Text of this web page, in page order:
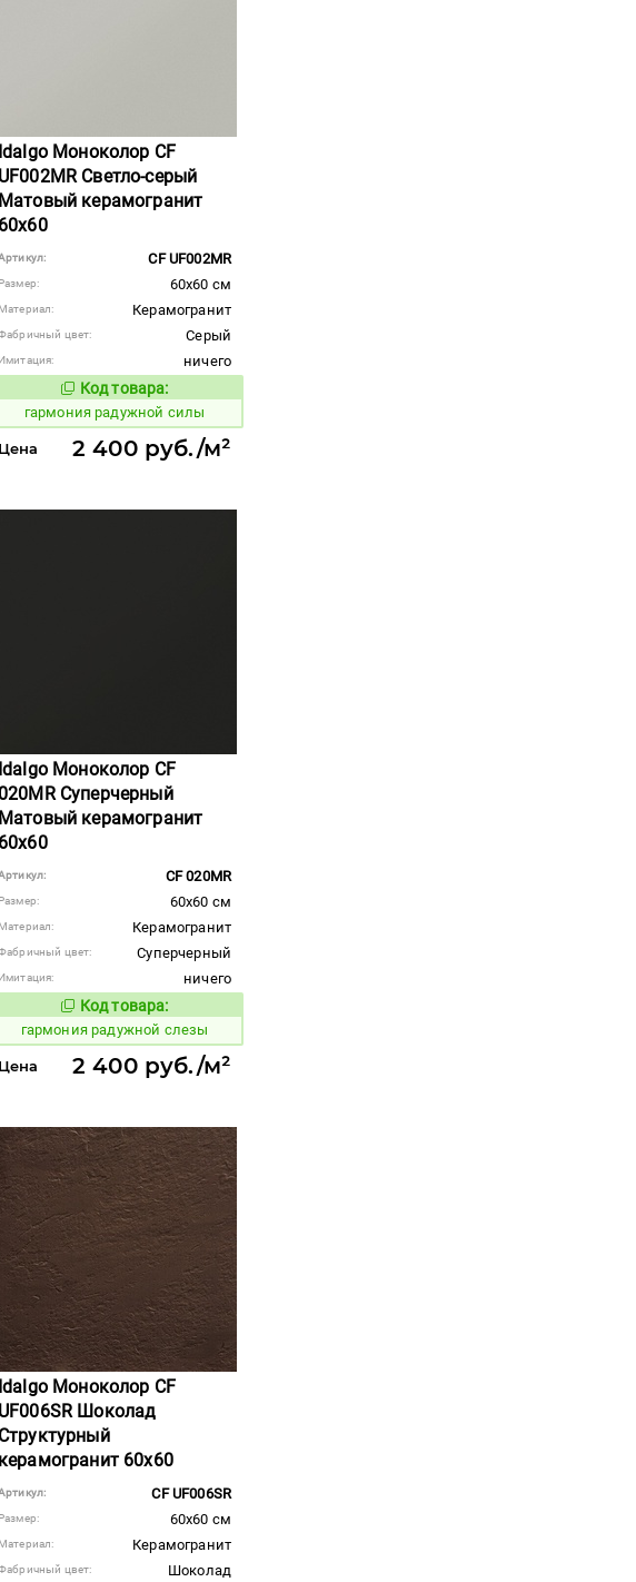
Idalgo Моноколор CF
UF002MR Светло-серый
Матовый керамогранит
60x60
CF UF002MR
Размер: 60x60 см
Материал: Керамогранит
цвет: Серый
Имитация:
ничего
Код товара:
275213 Код товара:
гармония радужной силы
Цена 2 400 руб./м²
Idalgo Моноколор CF
Суперчерный
Матовый керамогранит
60x60
CF 020MR
Размер: 60x60 см
Материал: Керамогранит
цвет: Суперчерный
Имитация:
ничего
Код товара:
275221 Код товара:
гармония радужной слезы
Цена 2 400 руб./м²
Idalgo Моноколор CF
UF006SR Шоколад
Структурный
керамогранит 60x60
CF UF006SR
Размер: 60x60 см
Материал: Керамогранит
цвет: Шоколад